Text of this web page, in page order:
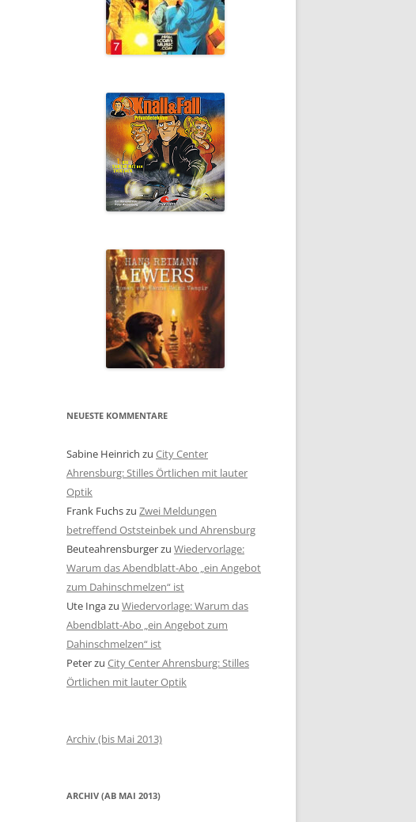
NEUESTE KOMMENTARE
Sabine Heinrich zu City Center
Ahrensburg: Stilles Örtlichen mit lauter
Optik
Frank Fuchszu Zwei Meldungen
betreffend Oststeinbek und Ahrensburg
Beuteahrensburgerzu Wiedervorlage:
Warum das Abendblatt-Abo „ein Angebot
zum Dahinschmelzen“ ist
Ute Ingazu Wiedervorlage: Warum das
Abendblatt-Abo „ein Angebot zum
Dahinschmelzen“ ist
Peterzu City Center Ahrensburg: Stilles
Örtlichen mit lauter Optik
Archiv (bis Mai 2013)
ARCHIV (AB MAI 2013)